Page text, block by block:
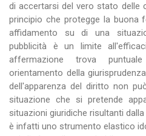
di accertarsi del vero stato delle
principio che protegge la buona
affidamento su di una
pubblicità è un limite
affermazione trova
orientamento della
dell'apparenza del diritto non
situazione che si pretende
situazioni giuridiche risultanti
è infatti uno strumento elastico